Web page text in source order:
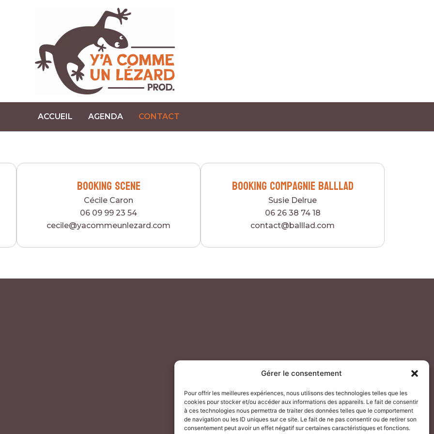
Gérer le consentement
Pour offrir les meilleures expériences, nous utilisons des technologies telles que les
cookies pour stocker et/ou accéder aux informations des appareils. Le fait de consentir
à ces technologies nous permettra de traiter des données telles que le comportement
de navigation ou les ID uniques sur ce site. Le fait de ne pas consentir ou de retirer son
consentement peut avoir un effet négatif sur certaines caractéristiques et fonctions.
ACCUEIL AGENDA CONTACT
Booking scene
Cécile Caron
06 09 99 23 54
cecile@yacommeunlezard.com
Booking Compagnie bAlllAd
Susie Delrue
06 26 38 74 18
contact@balllad.com